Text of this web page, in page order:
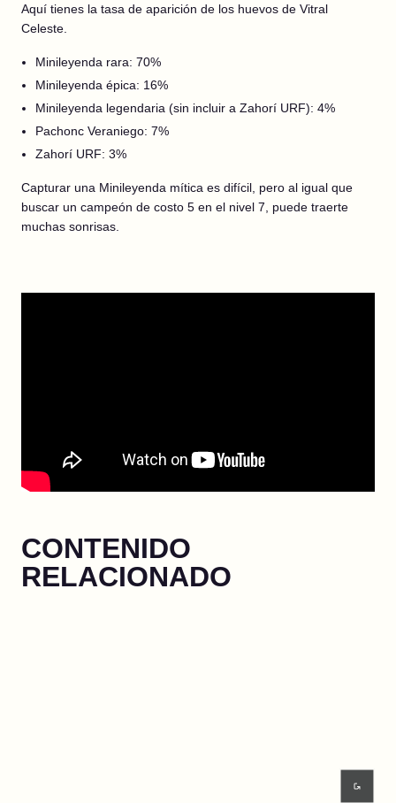
Aquí tienes la tasa de aparición de los huevos de Vitral
Celeste.
Minileyenda rara: 70%
Minileyenda épica: 16%
Minileyenda legendaria (sin incluir a Zahorí URF): 4%
Pachonc Veraniego: 7%
Zahorí URF: 3%
Capturar una Minileyenda mítica es difícil, pero al igual que
buscar un campeón de costo 5 en el nivel 7, puede traerte
muchas sonrisas.
CONTENIDO
RELACIONADO